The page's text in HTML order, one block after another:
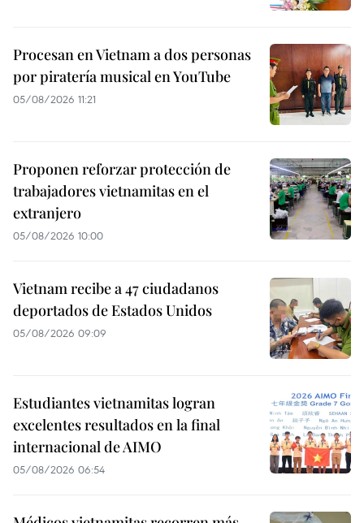
Procesan en Vietnam a dos personas
por piratería musical en YouTube
05/08/2026 11:21
Proponen reforzar protección de
trabajadores vietnamitas en el
extranjero
05/08/2026 10:00
Vietnam recibe a 47 ciudadanos
deportados de Estados Unidos
05/08/2026 09:09
Estudiantes vietnamitas logran
excelentes resultados en la final
internacional de AIMO
05/08/2026 06:54